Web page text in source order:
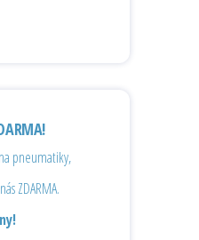
pneumatiky,
ZDARMA.